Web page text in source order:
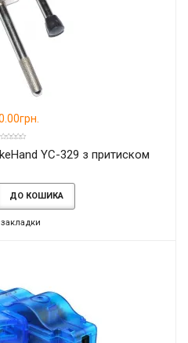
YC-329 з притиском
ДО КОШИКА
закладки